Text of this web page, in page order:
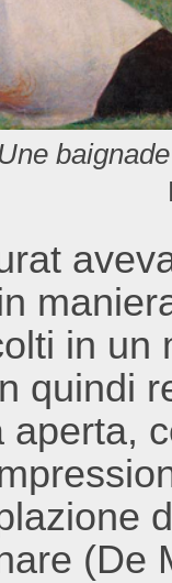
Une
in un
quindi
aperta,
(De